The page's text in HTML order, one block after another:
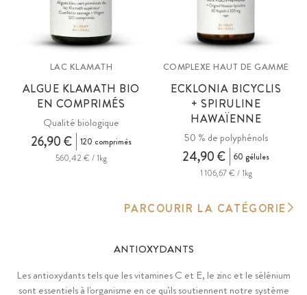
LAC KLAMATH
ALGUE KLAMATH BIO
EN COMPRIMÉS
Qualité biologique
26,90 €
120 comprimés
560,42 € / 1kg
COMPLEXE HAUT DE GAMME
ECKLONIA BICYCLIS
+ SPIRULINE
HAWAÏENNE
50 % de polyphénols
24,90 €
60 gélules
1 106,67 € / 1kg
PARCOURIR LA CATÉGORIE
ANTIOXYDANTS
Les antioxydants tels que les vitamines C et E, le zinc et le sélénium
sont essentiels à l'organisme en ce qu'ils soutiennent notre système